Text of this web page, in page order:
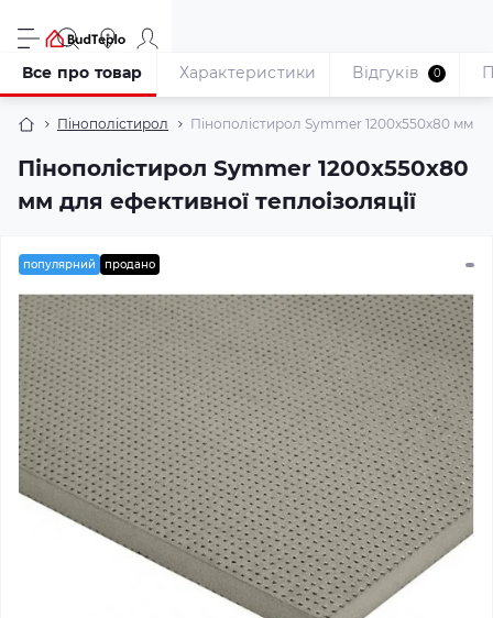
Пінополістирол Пінополістирол Symmer 1200x550x80 мм
Пінополістирол Symmer 1200x550x80
мм для ефективної теплоізоляції
Все про товар Характеристики Відгуків 0
популярний продано